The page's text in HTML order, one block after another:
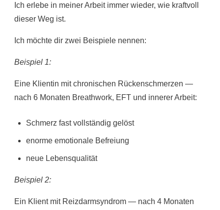
Ich erlebe in meiner Arbeit immer wieder, wie kraftvoll
dieser Weg ist.
Ich möchte dir zwei Beispiele nennen:
Beispiel 1:
Eine Klientin mit chronischen Rückenschmerzen —
nach 6 Monaten Breathwork, EFT und innerer Arbeit:
Schmerz fast vollständig gelöst
enorme emotionale Befreiung
neue Lebensqualität
Beispiel 2:
Ein Klient mit Reizdarmsyndrom — nach 4 Monaten